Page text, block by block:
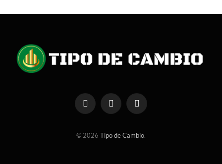
FacebookX
Instagram
© 2026 Tipo de Cambio.